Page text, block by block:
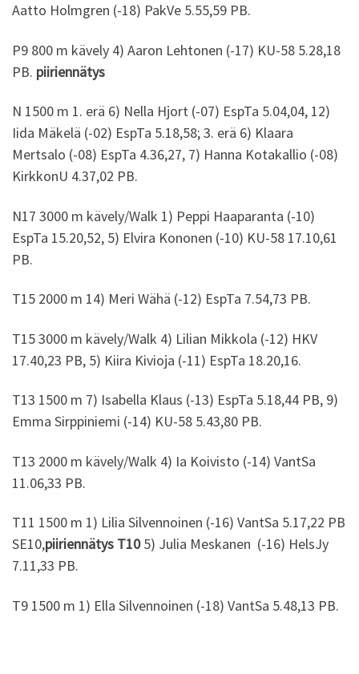
Aatto Holmgren (-18) PakVe 5.55,59 PB.
P9 800 m kävely 4) Aaron Lehtonen (-17) KU-58 5.28,18
PB. piiriennätys
N 1500 m 1. erä 6) Nella Hjort (-07) EspTa 5.04,04, 12)
Iida Mäkelä (-02) EspTa 5.18,58; 3. erä 6) Klaara
Mertsalo (-08) EspTa 4.36,27, 7) Hanna Kotakallio (-08)
KirkkonU 4.37,02 PB.
N17 3000 m kävely/Walk 1) Peppi Haaparanta (-10)
EspTa 15.20,52, 5) Elvira Kononen (-10) KU-58 17.10,61
PB.
T15 2000 m 14) Meri Wähä (-12) EspTa 7.54,73 PB.
T15 3000 m kävely/Walk 4) Lilian Mikkola (-12) HKV
17.40,23 PB, 5) Kiira Kivioja (-11) EspTa 18.20,16.
T13 1500 m 7) Isabella Klaus (-13) EspTa 5.18,44 PB, 9)
Emma Sirppiniemi (-14) KU-58 5.43,80 PB.
T13 2000 m kävely/Walk 4) Ia Koivisto (-14) VantSa
11.06,33 PB.
T11 1500 m 1) Lilia Silvennoinen (-16) VantSa 5.17,22 PB
SE10,piiriennätys T105) Julia Meskanen (-16) HelsJy
7.11,33 PB.
T9 1500 m 1) Ella Silvennoinen (-18) VantSa 5.48,13 PB.